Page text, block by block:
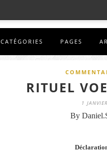
CATÉGORIES PAGES
RITUEL
1
By